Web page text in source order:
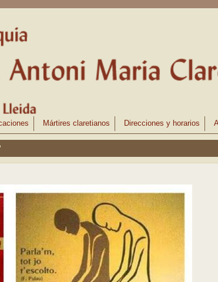
Mártires claretianos Direcciones y horarios